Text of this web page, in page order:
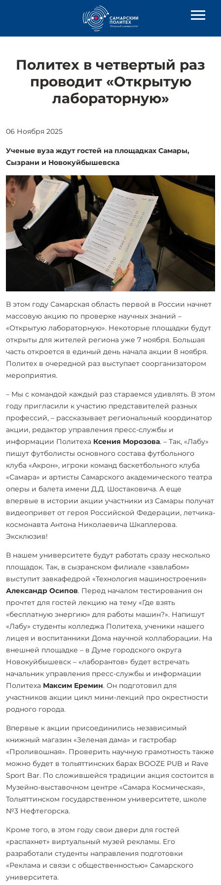
Политех в четвертый раз
проводит «Открытую
лабораторную»
06 Ноября 2025
Ученые вуза ждут гостей на площадках Самары,
Сызрани и Новокуйбышевска
В этом году Самарская область первой в России начнет
массовую акцию по проверке научных знаний –
«Открытую лабораторную». Некоторые площадки будут
открыты для жителей региона уже 7 ноября. Большая
часть откроется в единый день начала акции 8 ноября.
Политех в очередной раз выступает соорганизатором
мероприятия.
– Мы с командой каждый раз стараемся удивлять. В этом
году пригласили к участию представителей разных
профессий, – рассказывает региональный координатор
акции, редактор управления пресс-службы и
информации Политеха Ксения Морозова. – Так, «Лабу»
пишут футболисты основного состава футбольного
клуба «Акрон», игроки команд баскетбольного клуба
«Самара» и артисты Самарского академического театра
оперы и балета имени Д.Д. Шостаковича. А еще
впервые в истории акции участники из Самары получат
видеопривет от героя Российской Федерации, летчика-
космонавта Антона Николаевича Шкаплерова.
Эксклюзив!
В нашем университете будут работать сразу несколько
площадок. Так, в сызранском филиале «завлабом»
выступит завкафедрой «Технология машиностроения»
Александр Осипов. Перед началом тестирования он
прочтет для гостей лекцию на тему «Где взять
«бесплатную энергию» для работы машин?». Напишут
«Лабу» студенты колледжа Политеха, ученики нашего
лицея и воспитанники Дома научной коллаборации. На
внешней площадке – в Думе городского округа
Новокуйбышевск – «лаборантов» будет встречать
начальник управления пресс-службы и информации
Политеха Максим Еремин. Он подготовил для
участников акции цикл мини-лекций про окрестности
родного города.
Впервые к акции присоединились независимый
книжный магазин «Зеленая дама» и гастробар
«Проливошная». Проверить научную грамотность также
можно будет в тольяттинских барах BOOZE PUB и Rave
Sport Bar. По сложившейся традиции акция состоится в
Музейно-выставочном центре «Самара Космическая»,
Тольяттинском государственном университете, школе
№3 Нефтегорска.
Кроме того, в этом году свои двери для гостей
«распахнет» виртуальный музей рекламы. Его
разработали студенты направления подготовки
«Реклама и связи с общественностью» Самарского
университета.